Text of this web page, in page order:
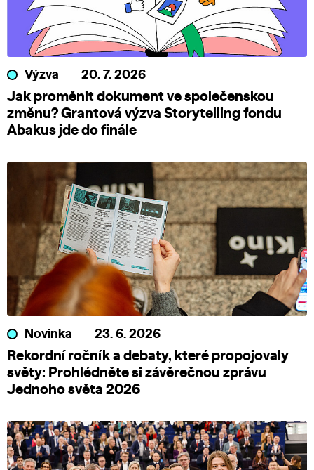
Výzva 20. 7. 2026
Jak proměnit dokument ve společenskou
změnu? Grantová výzva Storytelling fondu
Abakus jde do finále
Novinka 23. 6. 2026
Rekordní ročník a debaty, které propojovaly
světy: Prohlédněte si závěrečnou zprávu
Jednoho světa 2026